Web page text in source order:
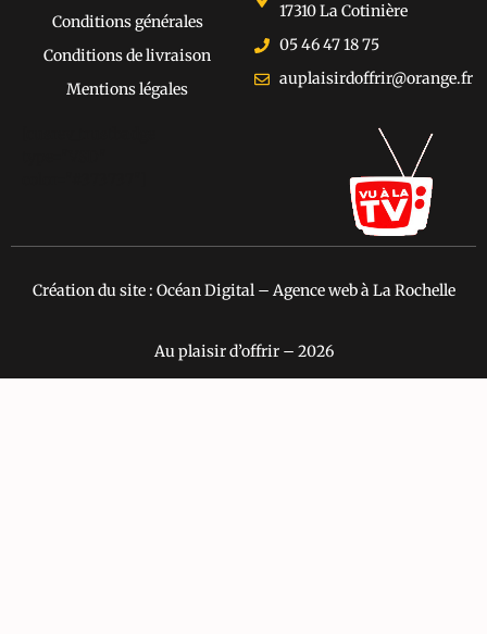
Conditions générales
Conditions de livraison
Mentions légales
17310 La Cotinière
05 46 47 18 75
auplaisirdoffrir@orange.fr
Création du site : Océan Digital – Agence web à La Rochelle
Au plaisir d’offrir – 2026